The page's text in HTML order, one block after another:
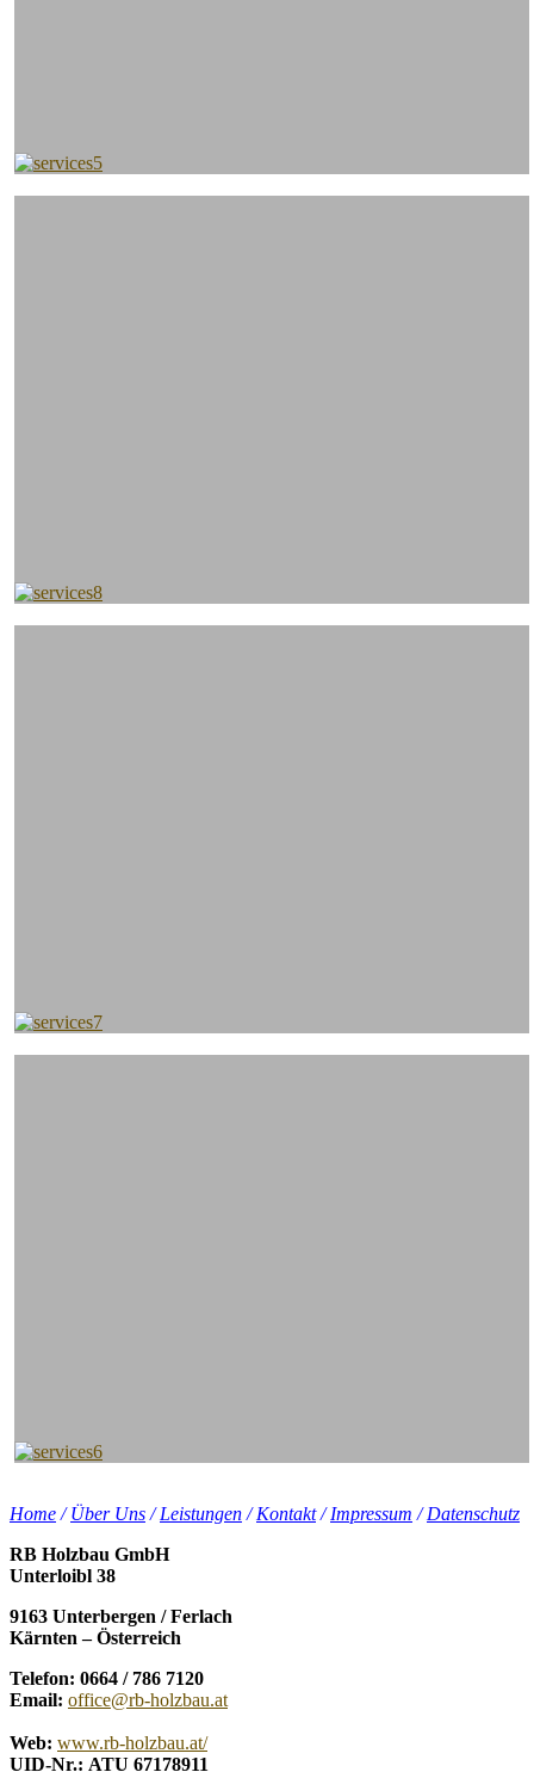
Home /Über Uns /Leistungen /Kontakt/Impressum /Datenschutz
RB Holzbau GmbH
Unterloibl 38
9163 Unterbergen / Ferlach
Kärnten – Österreich
Telefon: 0664 / 786 7120
Email: office@rb-holzbau.at
Web: www.rb-holzbau.at/
UID-Nr.: ATU 67178911